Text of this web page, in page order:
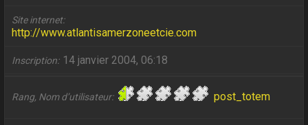
Site internet
http://www.atlantisamerzoneetcie.com
Inscription 14 janvier 2004, 06:18
Rang, Nom d’utilisateur post_totem